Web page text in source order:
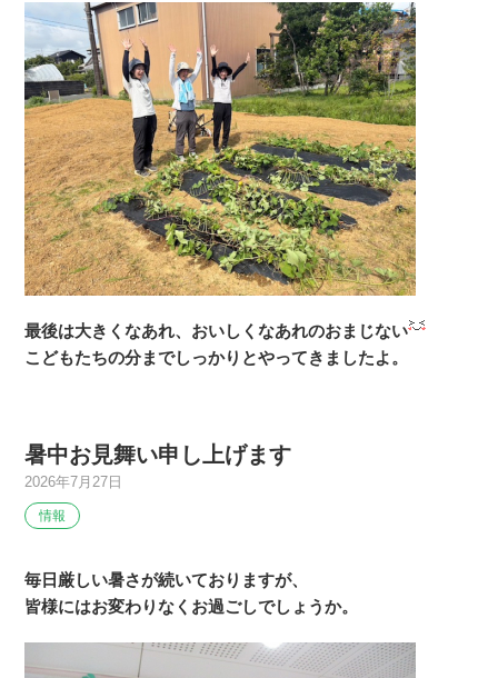
最後は大きくなあれ、おいしくなあれのおまじない
こどもたちの分までしっかりとやってきましたよ。
暑中お見舞い申し上げます
2026年7月27日
情報
毎日厳しい暑さが続いておりますが、
皆様にはお変わりなくお過ごしでしょうか。